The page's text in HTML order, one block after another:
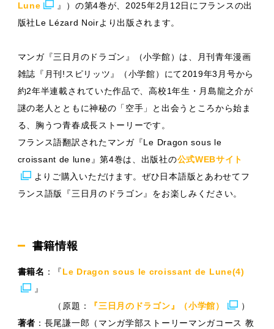
Lune
』）の第4巻が、2025年2月12日にフランスの出
版社Le Lézard Noirより出版されます。
マンガ『三日月のドラゴン』（小学館）は、月刊青年漫画
雑誌『月刊!スピリッツ』（小学館）にて2019年3月号から
約2年半連載されていた作品で、高校1年生・月島龍之介が
謎の老人とともに神秘の「空手」と出会うところから始ま
る、胸うつ青春成長ストーリーです。
フランス語翻訳されたマンガ『Le Dragon sous le
croissant de lune』第4巻は、出版社の公式WEBサイト
よりご購入いただけます。ぜひ日本語版とあわせてフ
ランス語版『三日月のドラゴン』をお楽しみください。
書籍情報
書籍名 ：『Le Dragon sous le croissant de Lune(4)
』
（原題：
『三日月のドラゴン』（小学館）
）
著者 ：長尾謙一郎（マンガ学部ストーリーマンガコース 教